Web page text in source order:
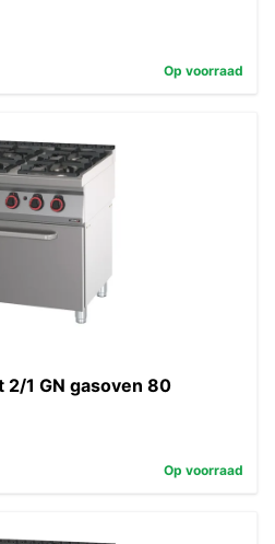
Op voorraad
1 GN gasoven 80
Op voorraad